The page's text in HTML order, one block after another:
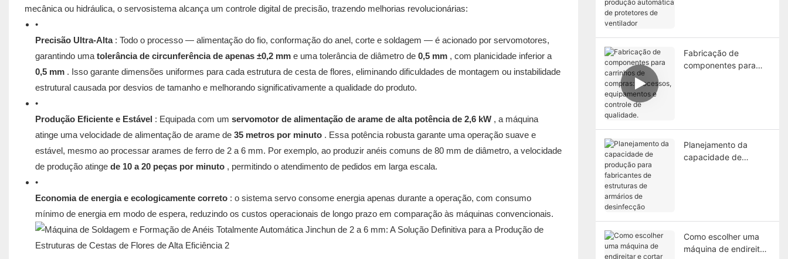
mecânica ou hidráulica, o servosistema alcança um controle digital de precisão, trazendo melhorias revolucionárias:
•
Precisão Ultra-Alta: Todo o processo — alimentação do fio, conformação do anel, corte e soldagem — é acionado por servomotores,
garantindo uma tolerância de circunferência de apenas ±0,2 mme uma tolerância de diâmetro de 0,5 mm, com planicidade inferior a
0,5 mm. Isso garante dimensões uniformes para cada estrutura de cesta de flores, eliminando dificuldades de montagem ou instabilidade
estrutural causada por desvios de tamanho e melhorando significativamente a qualidade do produto.
•
Produção Eficiente e Estável : Equipada com um servomotor de alimentação de arame de alta potência de 2,6 kW, a máquina
atinge uma velocidade de alimentação de arame de 35 metros por minuto. Essa potência robusta garante uma operação suave e
estável, mesmo ao processar arames de ferro de 2 a 6 mm. Por exemplo, ao produzir anéis comuns de 80 mm de diâmetro, a velocidade
de produção atinge de 10 a 20 peças por minuto, permitindo o atendimento de pedidos em larga escala.
•
Economia de energia e ecologicamente correto: o sistema servo consome energia apenas durante a operação, com consumo
mínimo de energia em modo de espera, reduzindo os custos operacionais de longo prazo em comparação às máquinas convencionais.
Fabricação de
componentes para
Planejamento da
capacidade de
Como escolher uma
máquina de endireitar